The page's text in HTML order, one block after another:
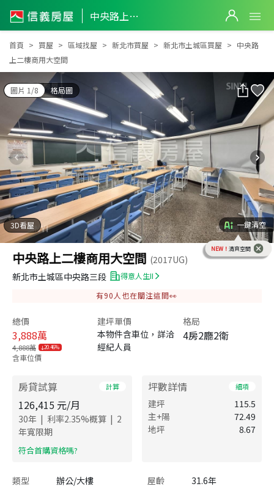
中央路上二樓商用大空間
中央路上二樓商用大空間
首頁 買屋 區域找屋 新北市買屋 新北市土城區買屋
中央路
上二樓商用大空間
圖片 1/8 格局圖
3D看屋 一鍵清空
NEW！ 清爽空間
中央路上二樓商用大空間 (2017UG)
新北市土城區中央路三段
得意人生II
有90 人也在關注這間👀
總價
3,888萬
4,888萬 20.46%
含車位價
建坪單價
本物件含車位，詳洽
經紀人員
格局
4房2廳2衛
房貸試算 計算
126,415 元/月
30年 | 利率2.35%概算 | 2
年寬限期
​符合首購資格嗎?
坪數詳情 細項
建坪
115.5
主+陽
72.49
地坪
8.67
類型 辦公/大樓 屋齡
31.6年